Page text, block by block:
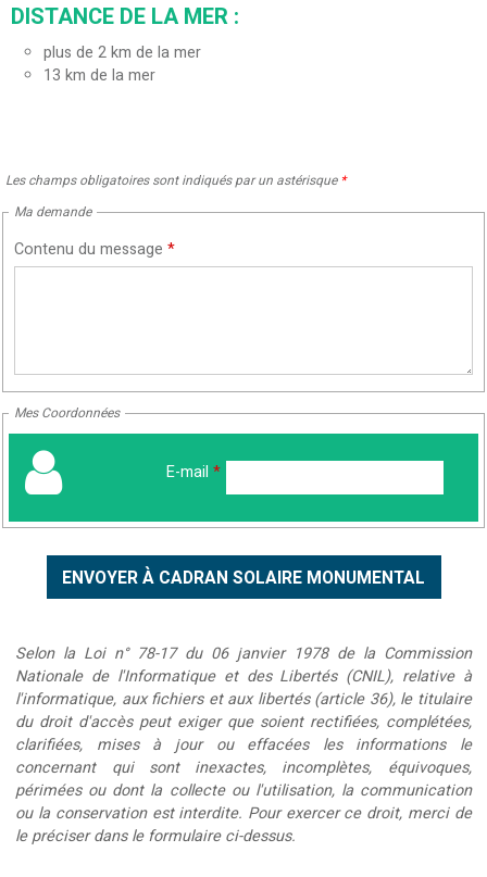
DISTANCE DE LA MER :
plus de 2 km de la mer
13 km de la mer
Les champs obligatoires sont indiqués par un astérisque *
Ma demande
Contenu du message *
Mes Coordonnées
E-mail *
Selon la Loi n° 78-17 du 06 janvier 1978 de la Commission
Nationale de l'Informatique et des Libertés (CNIL), relative à
l'informatique, aux fichiers et aux libertés (article 36), le titulaire
du droit d'accès peut exiger que soient rectifiées, complétées,
clarifiées, mises à jour ou effacées les informations le
concernant qui sont inexactes, incomplètes, équivoques,
périmées ou dont la collecte ou l'utilisation, la communication
ou la conservation est interdite. Pour exercer ce droit, merci de
le préciser dans le formulaire ci-dessus.